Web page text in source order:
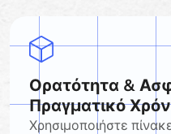
Ορατότητα &
Πραγματικό
Χρησιμοποιήστε